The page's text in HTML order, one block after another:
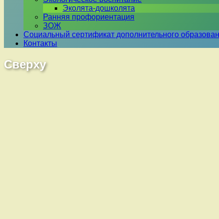
Эколята-дошколята
Ранняя профориентация
ЗОЖ
Социальный сертификат дополнительного
Контакты
Сверху